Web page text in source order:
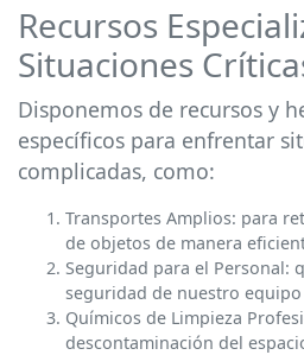
Recursos
Situaciones
Disponemos de recursos y
específicos para enfrentar
complicadas, como:
Transportes Amplios: para
de objetos de manera
Seguridad para el Personal:
seguridad de nuestro
Químicos de Limpieza
descontaminación del